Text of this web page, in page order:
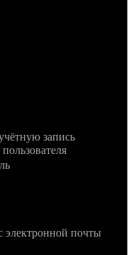
запись
электронной почты